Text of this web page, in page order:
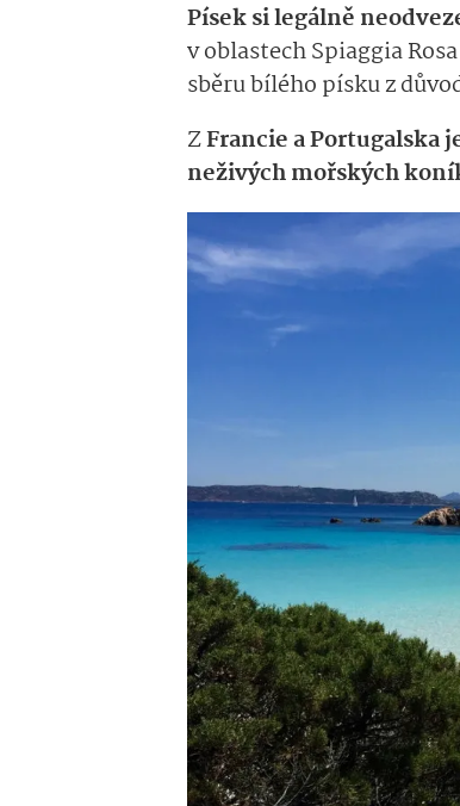
Písek si legálně
v oblastech Spiaggia
sběru bílého písku z
ZFrancie a Portugalska
neživých mořských